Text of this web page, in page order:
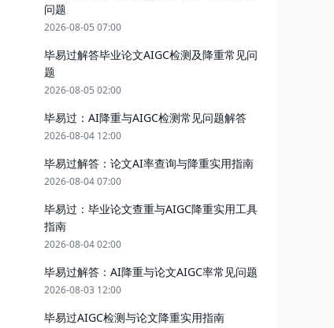
问题
2026-08-05 07:00
毕易过解答毕业论文AIGC检测及降重常见问
题
2026-08-05 02:00
毕易过：AI降重与AIGC检测常见问题解答
2026-08-04 12:00
毕易过解答：论文AI率查询与降重实用指南
2026-08-04 07:00
毕易过：毕业论文查重与AIGC降重实用工具
指南
2026-08-04 02:00
毕易过解答：AI降重与论文AIGC率常见问题
2026-08-03 12:00
毕易过AIGC检测与论文降重实用指南